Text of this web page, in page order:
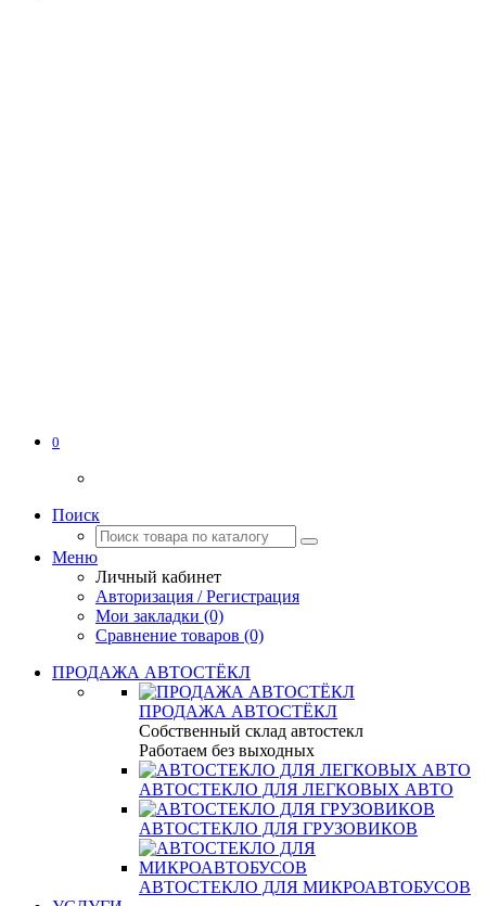
0
Поиск
Меню
Личный кабинет
Авторизация / Регистрация
Мои закладки (0)
Сравнение товаров (0)
ПРОДАЖА АВТОСТЁКЛ
ПРОДАЖА АВТОСТЁКЛ
Собственный склад автостекл
Работаем без выходных
АВТОСТЕКЛО ДЛЯ ЛЕГКОВЫХ АВТО
АВТОСТЕКЛО ДЛЯ ГРУЗОВИКОВ
АВТОСТЕКЛО ДЛЯ МИКРОАВТОБУСОВ